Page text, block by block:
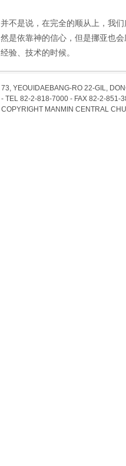
并不是说，在完全的顺从上，我
然是依靠神的信心，但是挪亚也
经验、技术的时候。
73, YEOUIDAEBANG-RO 22-GIL,
- TEL 82-2-818-7000 - FAX 82-2-851-
COPYRIGHT MANMIN CENTRAL